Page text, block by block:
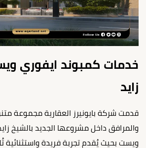
خدمات كمبوند ايفوري
زايد
قدمت شركة بايونيرز العقارية مجموعة
والمرافق داخل مشروعها الجديد بالشيخ
ويست بحيث يُقدم تجربة فريدة واستثنائية